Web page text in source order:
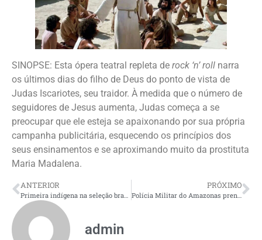
SINOPSE: Esta ópera teatral repleta de rock ‘n’ roll narra
os últimos dias do filho de Deus do ponto de vista de
Judas Iscariotes, seu traidor. À medida que o número de
seguidores de Jesus aumenta, Judas começa a se
preocupar que ele esteja se apaixonando por sua própria
campanha publicitária, esquecendo os princípios dos
seus ensinamentos e se aproximando muito da prostituta
Maria Madalena.
ANTERIOR PRÓXIMO
admin